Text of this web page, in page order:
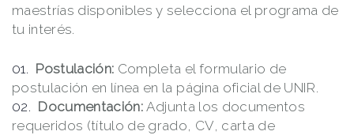
maestrías disponibles y selecciona el programa de
tu interés.
Postulación: Completa el formulario de
postulación en línea en la página oficial de UNIR.
Documentación: Adjunta los documentos
requeridos (título de grado, CV, carta de